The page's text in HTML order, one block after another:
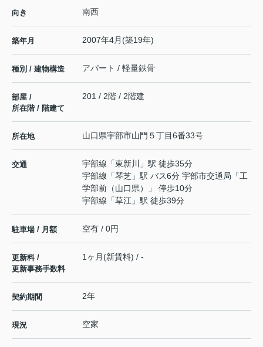
向き 南西
築年月 2007年4月(築19年)
種別 / 建物構造 アパート / 軽量鉄骨
部屋 /
所在階 / 階建て
201 / 2階 / 2階建
所在地 山口県宇部市山門 ５丁目6番33号
交通 宇部線 「東新川
」駅 徒歩35分
宇部線 「琴芝 」駅 バス6分 宇部市交通局「工
学部前（山口県）」 停歩10分
宇部線 「草江 」駅 徒歩39分
駐車場 / 月額 空有 / 0円
更新料 /
更新事務手数料
1ヶ月(新賃料) / -
契約期間 2年
現況 空家